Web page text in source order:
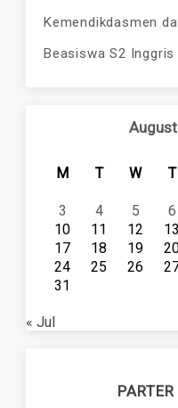
Kemendikdasmen
Beasiswa S2 Inggris
M T W T
3
4 5 6
10
11 12 13
17
18 19
24
25 26
31
« Jul